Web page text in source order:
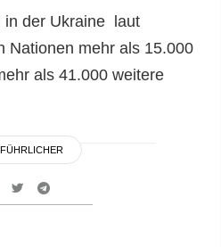
in der Ukraine laut
Nationen mehr als 15.000
als 41.000 weitere